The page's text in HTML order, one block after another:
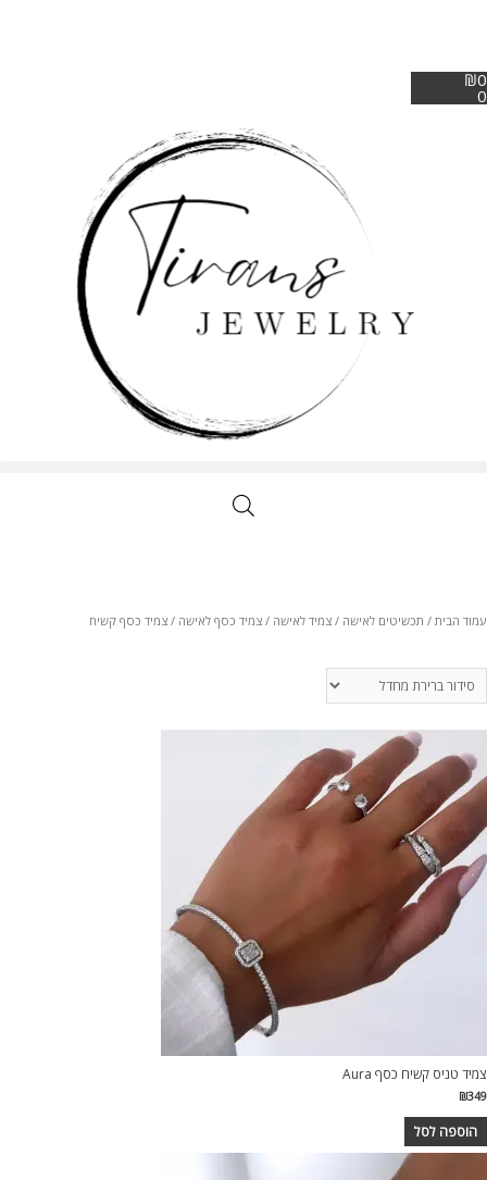
₪0
0
עמוד הבית / תכשיטים לאישה / צמיד לאישה / צמיד כסף לאישה / צמיד כסף קשיח
צמיד טניס קשיח כסף Aura
₪349
הוספה לסל